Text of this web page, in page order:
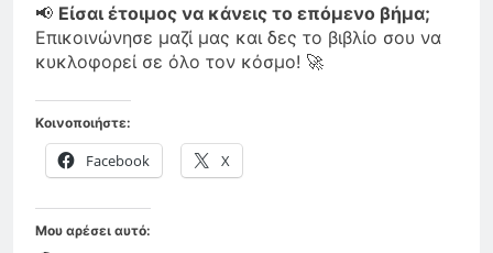
📢 Είσαι έτοιμος να κάνεις το επόμενο βήμα;
Επικοινώνησε μαζί μας και δες το βιβλίο σου να
κυκλοφορεί σε όλο τον κόσμο! 🚀
Κοινοποιήστε:
Facebook X
Μου αρέσει αυτό: